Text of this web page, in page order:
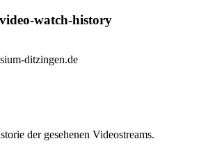
watch-history
ditzingen.de
der gesehenen Videostreams.